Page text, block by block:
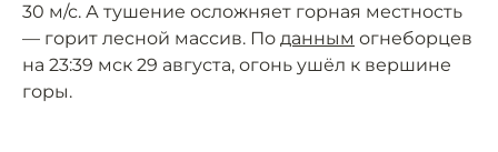
30 м/с. А тушение осложняет горная местность
— горит лесной массив. По данным огнеборцев
на 23:39 мск 29 августа, огонь ушёл к вершине
горы.